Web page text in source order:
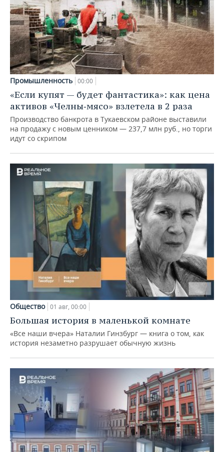
Промышленность 00:00
«Если купят — будет фантастика»: как цена
активов «Челны‑мясо» взлетела в 2 раза
Производство банкрота в Тукаевском районе выставили
на продажу с новым ценником — 237,7 млн руб., но торги
идут со скрипом
Общество 01 авг, 00:00
Большая история в маленькой комнате
«Все наши вчера» Наталии Гинзбург — книга о том, как
история незаметно разрушает обычную жизнь